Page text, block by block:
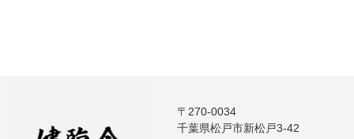
〒270-0034
千葉県松戸市新松戸3-42